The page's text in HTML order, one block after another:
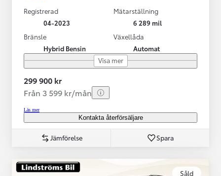
Registrerad
04-2023
Mätarställning
6 289 mil
Bränsle
Hybrid Bensin
Växellåda
Automat
Visa mer
299 900 kr
Från 3 599 kr/mån
Läs mer
Kontakta återförsäljare
Jämförelse Spara
Såld